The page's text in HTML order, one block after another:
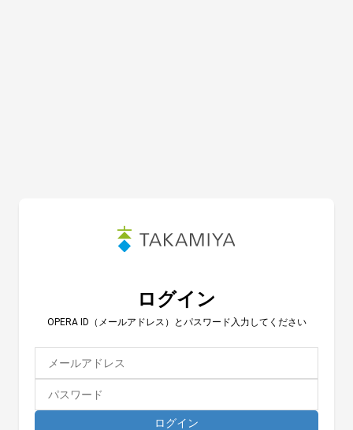
ログイン
OPERA ID（メールアドレス）とパスワード入力してください
ログイン